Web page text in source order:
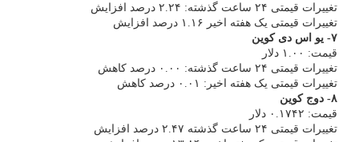
تغییرات قیمتی ۲۴ ساعت گذشته: ۲.۲۴ درصد افزایش
تغییرات قیمتی یک هفته اخیر ۱.۱۶ درصد افزایش
۷- یو اس دی کوین
قیمت: ۱.۰۰ دلار
تغییرات قیمتی ۲۴ ساعت گذشته: ۰.۰۰ درصد کاهش
تغییرات قیمتی یک هفته اخیر: ۰.۰۱ درصد کاهش
۸- دوج کوین
قیمت: ۰.۱۷۴۲ دلار
تغییرات قیمتی ۲۴ ساعت گذشته ۲.۴۷ درصد افزایش